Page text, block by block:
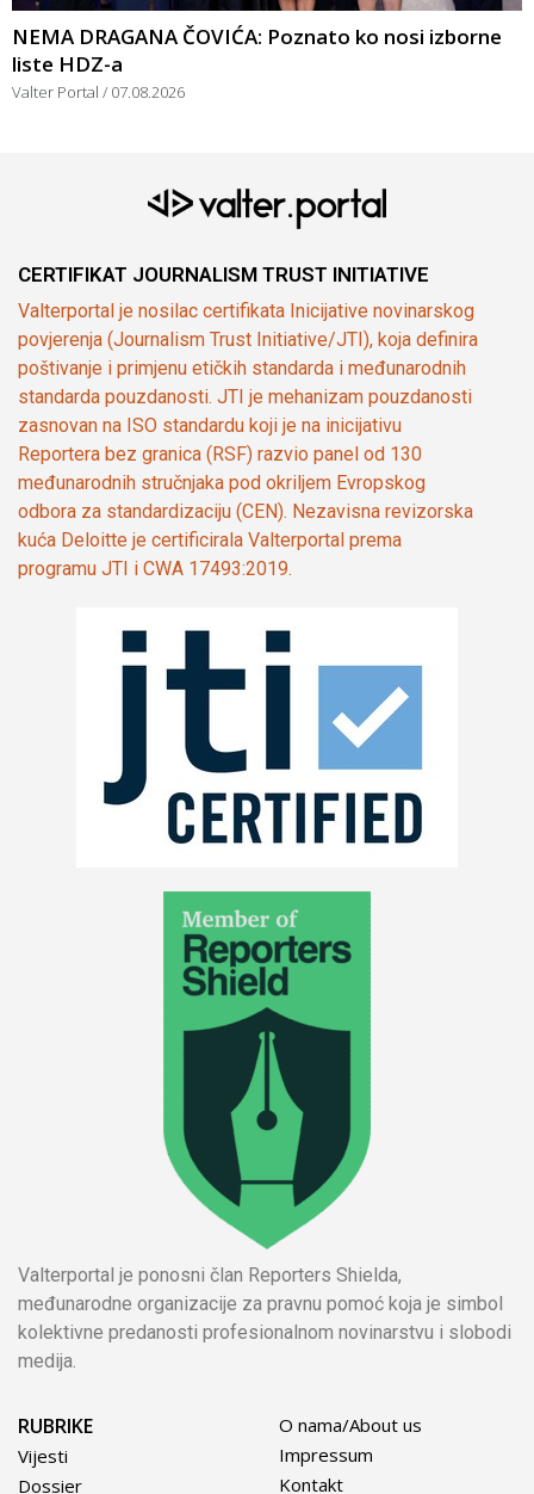
NEMA DRAGANA ČOVIĆA: Poznato ko nosi izborne
liste HDZ-a
Valter Portal 07.08.2026
CERTIFIKAT JOURNALISM TRUST INITIATIVE
Valterportal je nosilac certifikata Inicijative novinarskog
povjerenja (Journalism Trust Initiative/JTI), koja definira
poštivanje i primjenu etičkih standarda i međunarodnih
standarda pouzdanosti. JTI je mehanizam pouzdanosti
zasnovan na ISO standardu koji je na inicijativu
Reportera bez granica (RSF) razvio panel od 130
međunarodnih stručnjaka pod okriljem Evropskog
odbora za standardizaciju (CEN). Nezavisna revizorska
kuća Deloitte je certificirala Valterportal prema
programu JTI i CWA 17493:2019.
Valterportal je ponosni član Reporters Shielda,
međunarodne organizacije za pravnu pomoć koja je simbol
kolektivne predanosti profesionalnom novinarstvu i slobodi
medija.
RUBRIKE
Vijesti
Dossier
O nama/About us
Impressum
Kontakt